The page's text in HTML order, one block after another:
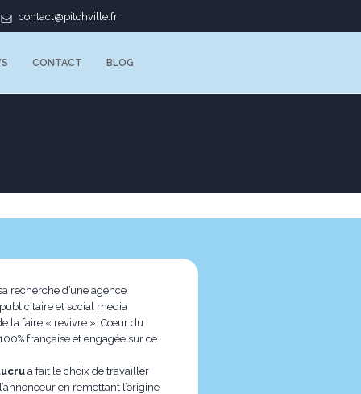
contact@pitchville.fr
CONTACT BLOG
recherche d’une agence
et social media
la faire « revivre ». Cœur du
française et engagée sur ce
a fait le choix de travailler
en remettant l’origine